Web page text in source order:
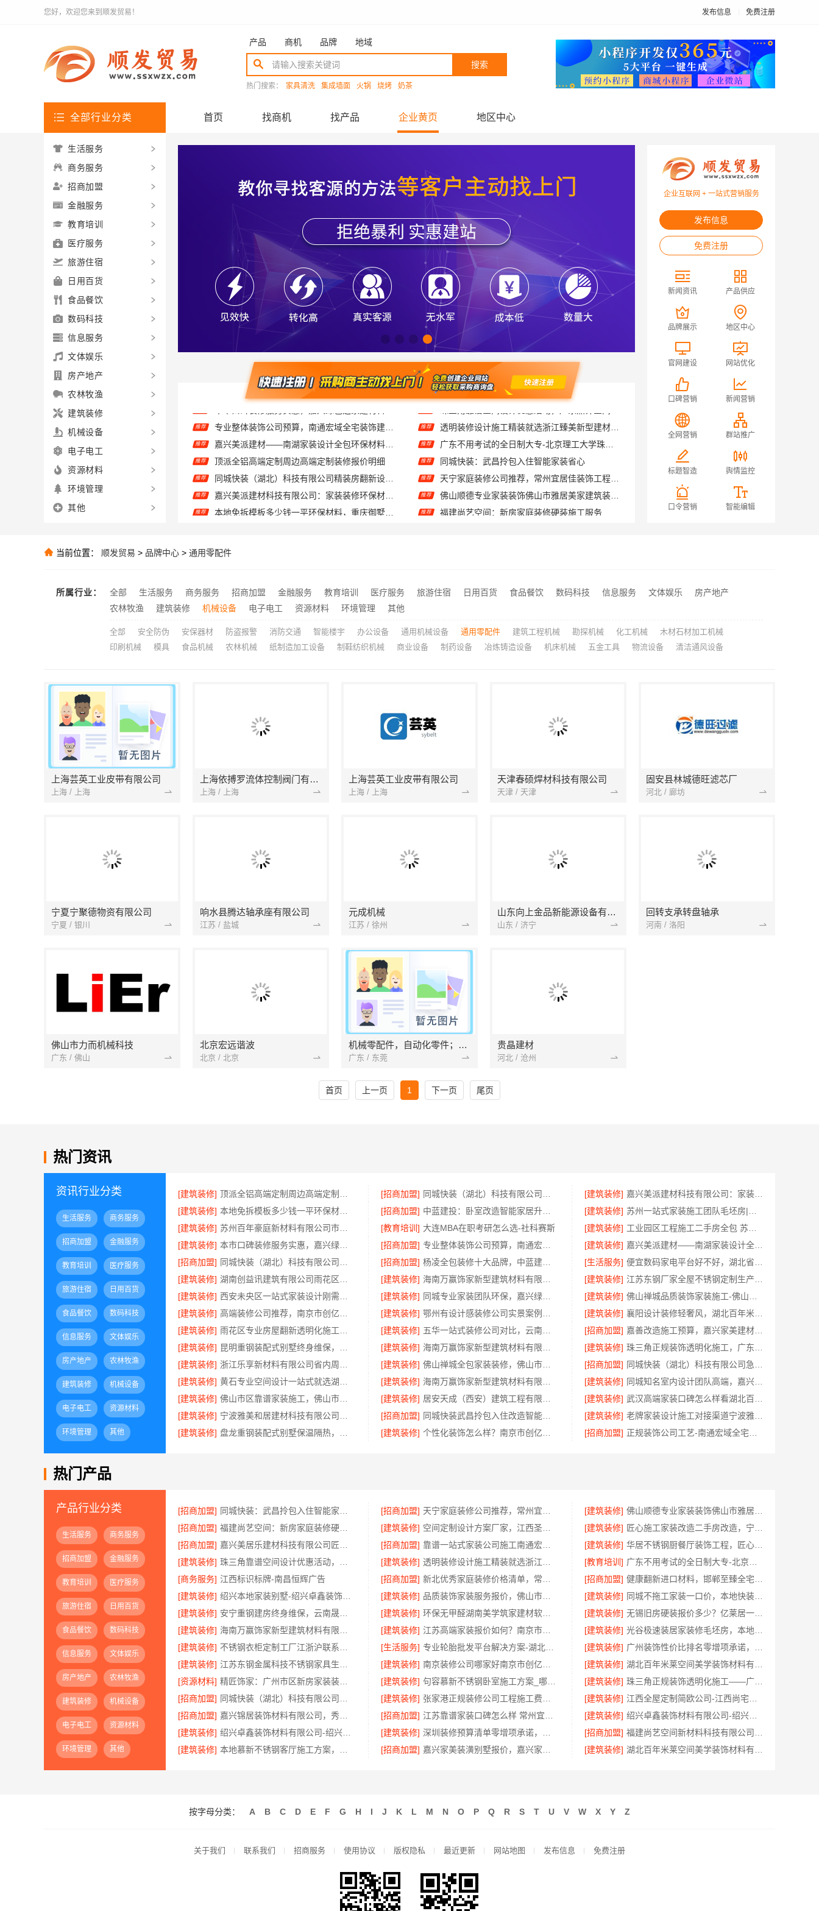
您好，欢迎您来到顺发贸易！ 发布信息 免费注册
产品 商机 品牌 地域
搜索
热门搜索： 家具清洗 集成墙面 火锅 烧烤 奶茶
全部行业分类 首页 找商机 找产品 企业黄页 地区中心
推荐
推荐 嘉兴美派建材——南湖家装设计全包环保材料推荐
推荐 顶派全铝高端定制周边高端定制装修报价明细
推荐
推荐 嘉兴美派建材科技有限公司：家装装修环保材料靠谱商家
推荐 本地免拆模板多少钱一平环保材料，重庆御墅建筑材料有限公司
推荐 中蓝建投：卧室改造智能家居升级无忧
推荐
推荐
推荐 广东不用考试的全日制大专-北京理工大学珠海学院继教院
推荐 同城快装：武昌拎包入住智能家装省心
推荐
推荐 佛山顺德专业家装装饰佛山市雅居美家建筑装饰工程有限公司
推荐 福建尚艺空间：新房家庭装修硬装施工服务
推荐
企业互联网 + 一站式营销服务
发布信息
免费注册
新闻资讯 产品供应
品牌展示 地区中心
官网建设 网站优化
口碑营销 新闻营销
全网营销 群站推广
标题智造 舆情监控
口令营销 智能编辑
生活服务
商务服务
招商加盟
金融服务
教育培训
医疗服务
旅游住宿
日用百货
食品餐饮
数码科技
信息服务
文体娱乐
房产地产
农林牧渔
建筑装修
机械设备
电子电工
资源材料
环境管理
其他
当前位置： 顺发贸易 > 品牌中心 > 通用零配件
所属行业： 全部 生活服务 商务服务 招商加盟 金融服务 教育培训 医疗服务 旅游住宿 日用百货 食品餐饮 数码科技 信息服务 文体娱乐
房产地产
农林牧渔
建筑装修 机械设备 电子电工 资源材料 环境管理 其他
全部 安全防伪 安保器材 防盗报警 消防交通 智能楼宇 办公设备 通用机械设备 通用零配件 建筑工程机械 勘探机械 化工机械
木材石材加工机械
印刷机械
模具 食品机械 农林机械 纸制造加工设备 制鞋纺织机械 商业设备 制药设备 冶炼铸造设备 机床机械 五金工具 物流设备 清洁通风设备
上海芸英工业皮带有限公司
上海 / 上海
上海依搏罗流体控制阀门有限公司
上海 / 上海
上海芸英工业皮带有限公司
上海 / 上海
天津春硕焊材科技有限公司
天津 / 天津
固安县林城德旺滤芯厂
河北 / 廊坊
宁夏宁聚德物资有限公司
宁夏 / 银川
响水县腾达轴承座有限公司
江苏 / 盐城
元成机械
江苏 / 徐州
山东向上金品新能源设备有限公司
山东 / 济宁
回转支承转盘轴承
河南 / 洛阳
佛山市力而机械科技
广东 / 佛山
北京宏远谐波
北京 / 北京
机械零配件，自动化零件；配件，来图加工
广东 / 东莞
贵晶建材
河北 / 沧州
首页 上一页 1 下一页 尾页
热门资讯
资讯行业分类
生活服务 商务服务
招商加盟 金融服务
教育培训 医疗服务
旅游住宿 日用百货
食品餐饮 数码科技
信息服务 文体娱乐
房产地产 农林牧渔
建筑装修 机械设备
电子电工 资源材料
环境管理 其他
[建筑装修] [招商加盟] [建筑装修]
嘉兴美派建材科技有限公司：家装装修环保材料靠谱商家
[建筑装修]
[招商加盟] [建筑装修]
[建筑装修]
[教育培训] 大连MBA在职考研怎么选-社科赛斯 [建筑装修]
工业园区工程施工二手房全包 苏州兔哥哥智装新材料
[建筑装修]
[招商加盟] [建筑装修]
嘉兴美派建材——南湖家装设计全包环保材料推荐
[招商加盟]
[招商加盟] [生活服务]
[建筑装修]
[建筑装修] [建筑装修]
[建筑装修]
[建筑装修] [建筑装修]
[建筑装修]
[建筑装修] [建筑装修]
襄阳设计装修轻奢风，湖北百年米莱空间美学装饰材料有限公司打造理想居所
[建筑装修]
[建筑装修] [招商加盟]
嘉善改造施工预算，嘉兴家美建材科技有限公司透明报价
[建筑装修]
[建筑装修] [建筑装修]
[建筑装修]
[建筑装修] [招商加盟]
[建筑装修]
[建筑装修] [建筑装修]
同城知名室内设计团队高端，嘉兴绿色之家建材科技有限公司定制美学
[建筑装修]
[建筑装修] [建筑装修]
[建筑装修]
[招商加盟] [建筑装修]
老牌家装设计施工对接渠道宁波雅美和居一站式
[建筑装修]
[建筑装修] [招商加盟]
热门产品
产品行业分类
生活服务 商务服务
招商加盟 金融服务
教育培训 医疗服务
旅游住宿 日用百货
食品餐饮 数码科技
信息服务 文体娱乐
房产地产 农林牧渔
建筑装修 机械设备
电子电工 资源材料
环境管理 其他
[招商加盟] [招商加盟] [建筑装修]
[招商加盟]
[建筑装修] [建筑装修]
[招商加盟]
[招商加盟] [建筑装修]
华居不锈钢厨餐厅装饰工程，匠心打造品质家
[建筑装修]
[建筑装修] [教育培训]
[商务服务] 江西标识标牌-南昌恒辉广告 [招商加盟] [招商加盟]
[建筑装修]
[建筑装修] [建筑装修]
同城不拖工家装一口价，本地快装（湖北）科技有限公司全程托管
[建筑装修]
[建筑装修] [建筑装修]
无锡旧房硬装报价多少？亿莱居一站式全包服务
[建筑装修]
[建筑装修] [建筑装修]
[建筑装修]
[生活服务] [建筑装修]
[建筑装修]
[建筑装修] [建筑装修]
[资源材料]
[建筑装修] [建筑装修]
珠三角正规装饰透明化施工——广东鼎饰空间装饰工程有限公司
[招商加盟]
[建筑装修] [建筑装修]
[招商加盟]
[招商加盟] [建筑装修]
绍兴卓鑫装饰材料有限公司-绍兴越城区高性价比家装环保材料
[建筑装修]
[建筑装修] [招商加盟]
[建筑装修]
[招商加盟] [建筑装修]
按字母分类： A B C D E F G H I J K L M N O P Q R S T U V W X Y Z
关于我们 联系我们 招商服务 使用协议 版权隐私 最近更新 网站地图 发布信息 免费注册